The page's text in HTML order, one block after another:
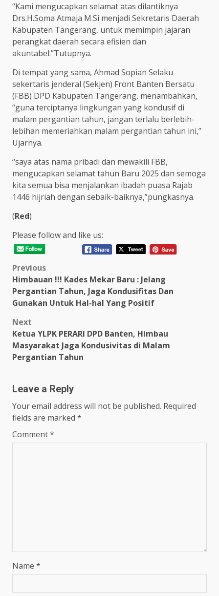
“Kami mengucapkan selamat atas dilantiknya
Drs.H.Soma Atmaja M.Si menjadi Sekretaris Daerah
Kabupaten Tangerang, untuk memimpin jajaran
perangkat daerah secara efisien dan
akuntabel.”Tutupnya.
Di tempat yang sama, Ahmad Sopian Selaku
sekertaris jenderal (Sekjen) Front Banten Bersatu
(FBB) DPD Kabupaten Tangerang, menambahkan,
“guna terciptanya lingkungan yang kondusif di
malam pergantian tahun, jangan terlalu berlebih-
lebihan memeriahkan malam pergantian tahun ini,”
Ujarnya.
“saya atas nama pribadi dan mewakili FBB,
mengucapkan selamat tahun Baru 2025 dan semoga
kita semua bisa menjalankan ibadah puasa Rajab
1446 hijriah dengan sebaik-baiknya,”pungkasnya.
(Red)
Please follow and like us:
Post
navigation
Previous
Himbauan !!! Kades Mekar Baru : Jelang
Pergantian Tahun, Jaga Kondusifitas Dan
Gunakan Untuk Hal-hal Yang Positif
Next
Ketua YLPK PERARI DPD Banten, Himbau
Masyarakat Jaga Kondusivitas di Malam
Pergantian Tahun
Leave a Reply
Your email address will not be published. Required
fields are marked *
Comment*
Name *